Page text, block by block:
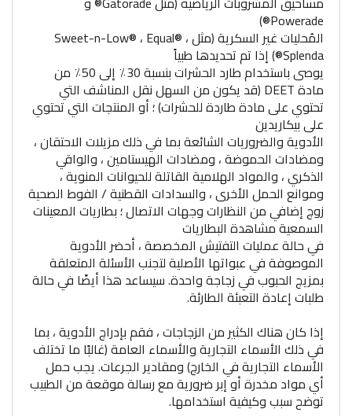
Powerade®)
المُحليات غير السكرية (مثل Sweet-n-Low® ، Equal® ،
Splenda®) إذا تم تحديدها طبياً
يوصى باستخدام طارد الحشرات بنسبة 30٪ إلى 50٪ من
مادة DEET (قد يكون من السهل نقل المناشف التي
تحتوي على مادة طاردة للحشرات) ؛ أو المنتجات التي تحتوي
على بيكاريدين
الأدوية والضروريات الشائعة بما في ذلك مزيلات الاحتقان ،
ومضادات الحموضة ، ومضادات الهيستامين ، والواقي
الذكري ، والمواد الهلامية القاتلة للحيوانات المنوية ،
وموانع الحمل الأخرى ، والسدادات القطنية / الفوط الصحية
زوج إضافي من النظارات وجهات الاتصال ؛ بطاريات المعينات
السمعية مشاهدة البطاريات
في حالة عمليات التفتيش المخصصة ، أحضر الأدوية
الموصوفة في عبواتها الأصلية لتجنب الأسئلة المتعلقة
بمزيج الحبوب في زجاجة واحدة. سيساعد هذا أيضًا في حالة
طلبات إعادة التعبئة الطارئة.
إذا كان هناك الكثير من الزجاجات ، فقم بإدراج الأدوية ، بما
في ذلك الأسماء التجارية والأسماء العامة (غالبًا ما تختلف
الأسماء التجارية في الخارج) ومقادير الجرعات. يجب حمل
أي مواد مخدرة أو إبر ضرورية مع رسالة موقعة من الطبيب
توضح سبب وكيفية استخدامها.